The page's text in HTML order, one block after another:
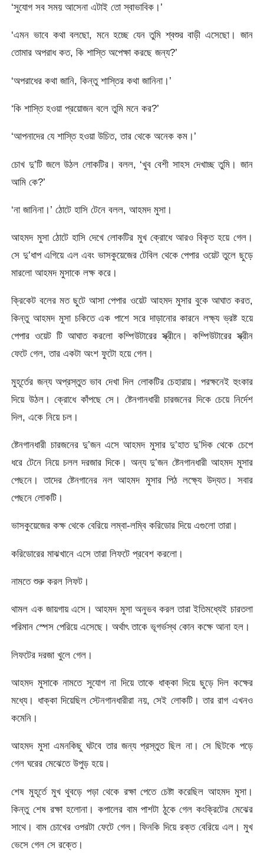
‘সুযোগ সব সময় আসেনা এটাই তো স্বাভাবিক।’
‘এমন ভাবে কথা বলছো, মনে হচ্ছে যেন তুমি শ্বশুর বাড়ী এসেছো। জান
তোমার অপরাধ কত, কি শাস্তি অপেক্ষা করছে জন্য?’
‘অপরাধের কথা জানি, কিন্তু শাস্তির কথা জানিনা।’
‘কি শাস্তি হওয়া প্রয়োজন বলে তুমি মনে কর?’
‘আপনাদের যে শাস্তি হওয়া উচিত, তার থেকে অনেক কম।’
চোখ দু’টি জলে উঠল লোকটির। বলল, ‘খুব বেশী সাহস দেখাচ্ছ তুমি। জান
আমি কে?’
‘না জানিনা।’ ঠোটে হাসি টেনে বলল, আহমদ মুসা।
আহমদ মুসা ঠোটে হাসি দেখে লোকটির মুখ ক্রোধে আরও বিকৃত হয়ে গেল।
সে দু’ধাপ এগিয়ে এল এবং ভাসকুয়েজের টেবিল থেকে পেপার ওয়েট তুলে ছুড়ে
মারলো আহমদ মুসাকে লক্ষ করে।
ক্রিকেট বলের মত ছুটে আসা পেপার ওয়েট আহমদ মুসার বুকে আঘাত করত,
কিন্তু আহমদ মুসা চকিতে এক পাশে সরে দাড়ানোর কারনে লক্ষ্য ভ্রষ্ট হয়ে
পেপার ওয়েট টি আঘাত করলো কম্পিউটারের স্ক্রীনে। কম্পিউটারের স্ক্রীন
ফেটে গেল, তার একটা অংশ ফুটো হয়ে গেল।
মুহূর্তের জন্য অপ্রস্তুত ভাব দেখা দিল লোকটির চেহারায়। পরক্ষনেই হুংকার
দিয়ে উঠল। ক্রোধে কাঁপছে সে। ষ্টেনগানধারী চারজনের দিকে চেয়ে নির্দেশ
দিল, একে নিয়ে চল।
ষ্টেনগানধারী চারজনের দু’জন এসে আহমদ মুসার দু’হাত দু’দিক থেকে চেপে
ধরে টেনে নিয়ে চলল দরজার দিকে। অন্য দু’জন ষ্টেনগানধারী আহমদ মুসার
পেছনে। তাদের ষ্টেনগানের নল আহমদ মুসার পিঠ লক্ষ্যে উদ্যত। সবার
পেছনে লোকটি।
ভাসকুয়েজের কক্ষ থেকে বেরিয়ে লম্বা-লম্বি করিডোর দিয়ে এগুলো তারা।
করিডোরের মাঝখানে এসে তারা লিফটে প্রবেশ করলো।
নামতে শুরু করল লিফট।
থামল এক জায়গায় এসে। আহমদ মুসা অনুভব করল তারা ইতিমধ্যেই চারতলা
পরিমান স্পেস পেরিয়ে এসেছে। অর্থাৎ তাকে ভূগর্ভস্থ কোন কক্ষে আনা হল।
লিফটের দরজা খুলে গেল।
আহমদ মুসাকে নামতে সুযোগ না দিয়ে তাকে ধাক্কা দিয়ে ছুড়ে দিল কক্ষের
মধ্যে। ধাক্কা দিয়েছিল স্টেনগানধারীরা নয়, সেই লোকটি। তার রাগ এখনও
কমেনি।
আহমদ মুসা এমনকিছু ঘটবে তার জন্য প্রস্তুত ছিল না। সে ছিটকে পড়ে
গেল ঘরের মেঝেতে উপুড় হয়ে।
শেষ মুহূর্তে মুখ থুবড়ে পড়া থেকে রক্ষা পেতে চেষ্টা করেছিল আহমদ মুসা।
কিন্তু শেষ রক্ষা হলোনা। কপালের বাম পাশটা ঠুকে গেল কংক্রিটের মেঝের
সাথে। বাম চোখের ওপরটা ফেটে গেল। ফিনকি দিয়ে রক্ত বেরিয়ে এল। মুখ
ভেসে গেল সে রক্তে।